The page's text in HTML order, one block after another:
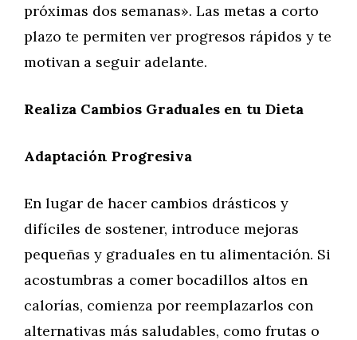
próximas dos semanas». Las metas a corto
plazo te permiten ver progresos rápidos y te
motivan a seguir adelante.
Realiza Cambios Graduales en tu Dieta
Adaptación Progresiva
En lugar de hacer cambios drásticos y
difíciles de sostener, introduce mejoras
pequeñas y graduales en tu alimentación. Si
acostumbras a comer bocadillos altos en
calorías, comienza por reemplazarlos con
alternativas más saludables, como frutas o